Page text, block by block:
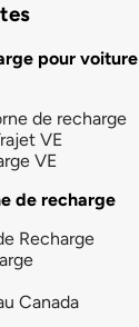
pour voiture
de recharge
VE
VE
de recharge
Recharge
Canada